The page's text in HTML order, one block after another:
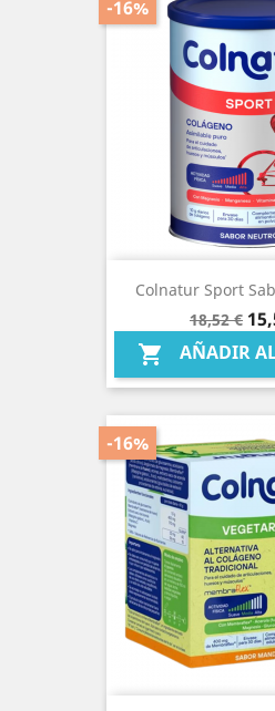
Colnatur Sport
Precio
base
18,52 €
-16%
 AÑADIR
-16%